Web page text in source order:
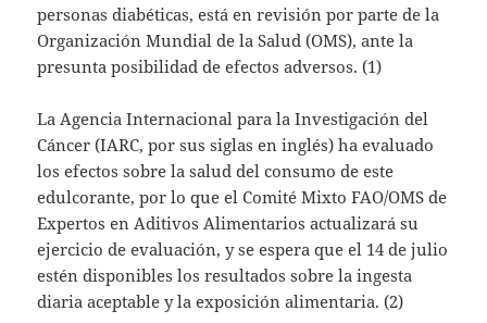
personas diabéticas, está en revisión por parte de la
Organización Mundial de la Salud (OMS), ante la
presunta posibilidad de efectos adversos. (1)
La Agencia Internacional para la Investigación del
Cáncer (IARC, por sus siglas en inglés) ha evaluado
los efectos sobre la salud del consumo de este
edulcorante, por lo que el Comité Mixto FAO/OMS de
Expertos en Aditivos Alimentarios actualizará su
ejercicio de evaluación, y se espera que el 14 de julio
estén disponibles los resultados sobre la ingesta
diaria aceptable y la exposición alimentaria. (2)